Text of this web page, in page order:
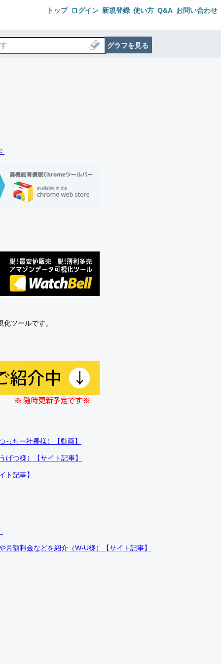
トップ ログイン 新規登録 使い方 Q&A お問い合わせ
グラフを見る
ツールです。
ちー社長様）【動画】
げつ様）【サイト記事】
ト記事】
額料金などを紹介（W-U様）【サイト記事】